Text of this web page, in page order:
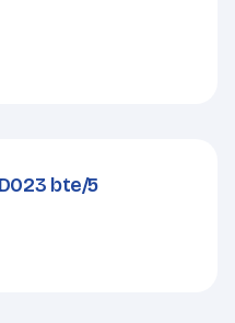
bte/5